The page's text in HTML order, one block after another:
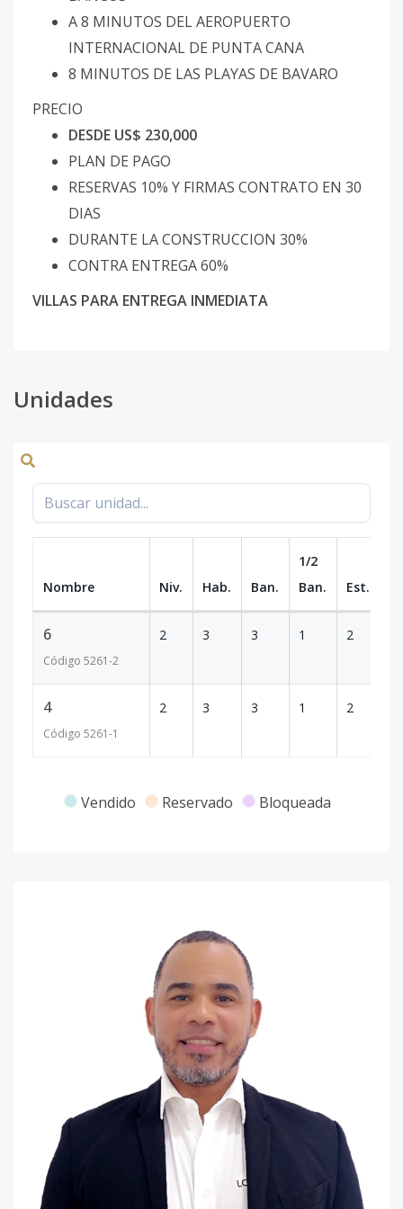
A 8 MINUTOS DEL AEROPUERTO
INTERNACIONAL DE PUNTA CANA
8 MINUTOS DE LAS PLAYAS DE BAVARO
PRECIO
DESDE US$ 230,000
PLAN DE PAGO
RESERVAS 10% Y FIRMAS CONTRATO EN 30
DIAS
DURANTE LA CONSTRUCCION 30%
CONTRA ENTREGA 60%
VILLAS PARA ENTREGA INMEDIATA
Unidades
Nombre Niv. Hab. Ban.
1/2
Ban.
Est.
6
Código 5261-2
2 3 3 1 2
4
Código 5261-1
2 3 3 1 2
Vendido Reservado Bloqueada